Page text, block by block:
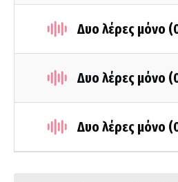
Δυο λέρες μόνο
Δυο λέρες μόνο
Δυο λέρες μόνο